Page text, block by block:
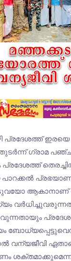
പ്ര​ദേ​ശ​ത്ത്
തു​ട​ര്‍​ന്ന് ഗ്രാ​മ
പാ​റ​ക്ക​ല്‍
ആ​കാ​നാ​ണ്